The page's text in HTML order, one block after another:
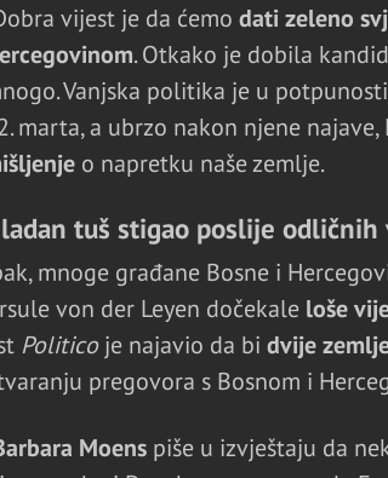
vijest je da ćemo dati zeleno
. Otkako je dobila
Vanjska politika je u
marta, a ubrzo nakon njene
o napretku naše zemlje.
tuš stigao poslije
mnoge građane Bosne i
von der Leyen dočekale loše
Politicoje najavio da bi dvije
pregovora s Bosnom i
Moenspiše u izvještaju da